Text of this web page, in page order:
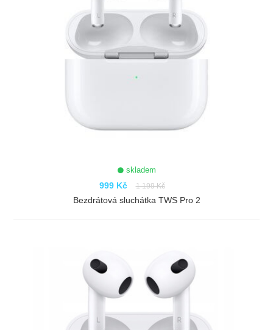
skladem
999 Kč 1 199 Kč
Bezdrátová sluchátka TWS Pro 2